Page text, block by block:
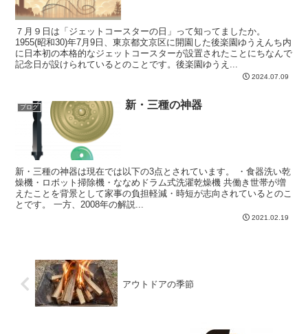
７月９日は「ジェットコースターの日」って知ってましたか。
1955(昭和30)年7月9日、東京都文京区に開園した後楽園ゆうえんち内
に日本初の本格的なジェットコースターが設置されたことにちなんで
記念日が設けられているとのことです。後楽園ゆうえ...
2024.07.09
ブログ 新・三種の神器
新・三種の神器は現在では以下の3点とされています。 ・食器洗い乾
燥機・ロボット掃除機・ななめドラム式洗濯乾燥機 共働き世帯が増
えたことを背景として家事の負担軽減・時短が志向されているとのこ
とです。 一方、2008年の解説...
2021.02.19
アウトドアの季節